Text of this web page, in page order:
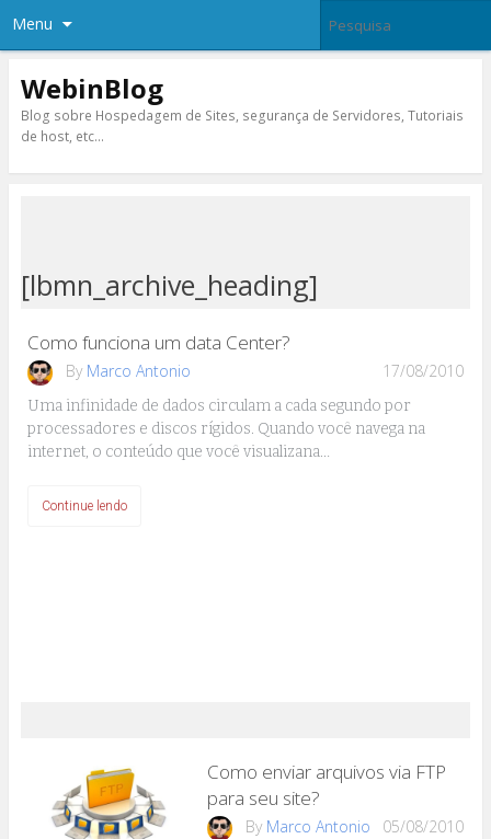
Menu
WebinBlog
Blog sobre Hospedagem de Sites, segurança de Servidores, Tutoriais
de host, etc…
[lbmn_archive_heading]
Como funciona um data Center?
By Marco Antonio 17/08/2010
Uma infinidade de dados circulam a cada segundo por
processadores e discos rígidos. Quando você navega na
internet, o conteúdo que você visualizana…
Continue lendo
Como enviar arquivos via FTP
para seu site?
By Marco Antonio 05/08/2010